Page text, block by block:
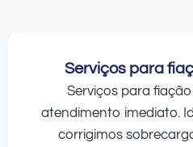
Serviços para
Serviços para
atendimento imediato.
corrigimos